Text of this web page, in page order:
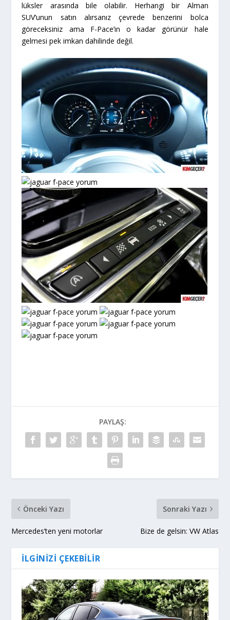
lüksler arasında bile olabilir. Herhangi bir Alman
SUV’unun satın alırsanız çevrede benzerini bolca
göreceksiniz ama F-Pace’in o kadar görünür hale
gelmesi pek imkan dahilinde değil.
PAYLAŞ:
Önceki Yazı
Mercedes’ten yeni motorlar
Sonraki Yazı
Bize de gelsin: VW Atlas
İLGINIZI ÇEKEBILIR